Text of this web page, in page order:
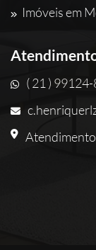
Imóveis em
( 21 )
Atendimento